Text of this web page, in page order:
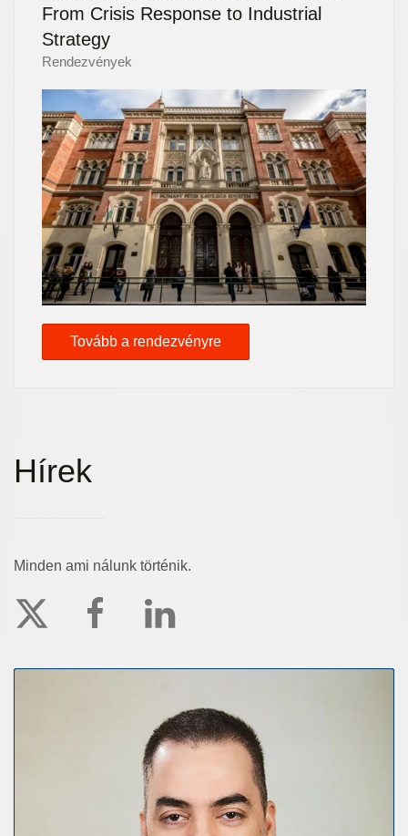
From Crisis Response to Industrial
Strategy
Rendezvények
Tovább a rendezvényre
Hírek
Minden ami nálunk történik.